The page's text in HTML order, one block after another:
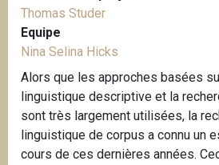
Thomas Studer
Equipe
Nina Selina Hicks
Alors que les approches basées
linguistique descriptive et la
sont très largement utilisées, la
linguistique de corpus a connu un
cours de ces dernières années.